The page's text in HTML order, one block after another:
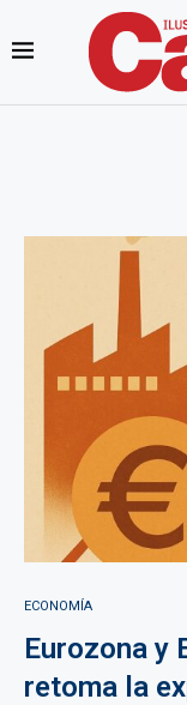
ECONOMÍA
Eurozona y
retoma la